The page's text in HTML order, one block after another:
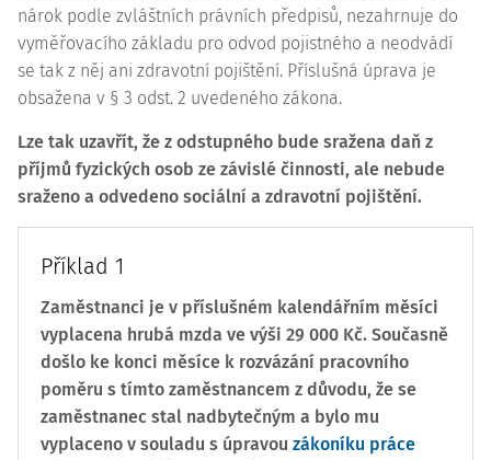
nárok podle zvláštních právních předpisů, nezahrnuje do
vyměřovacího základu pro odvod pojistného a neodvádí
se tak z něj ani zdravotní pojištění. Příslušná úprava je
obsažena v § 3 odst. 2 uvedeného zákona.
Lze tak uzavřít, že z odstupného bude sražena daň z
příjmů fyzických osob ze závislé činnosti, ale nebude
sraženo a odvedeno sociální a zdravotní pojištění.
Příklad 1
Zaměstnanci je v příslušném kalendářním měsíci
vyplacena hrubá mzda ve výši 29 000 Kč. Současně
došlo ke konci měsíce k rozvázání pracovního
poměru s tímto zaměstnancem z důvodu, že se
zaměstnanec stal nadbytečným a bylo mu
vyplaceno v souladu s úpravou zákoníku práce